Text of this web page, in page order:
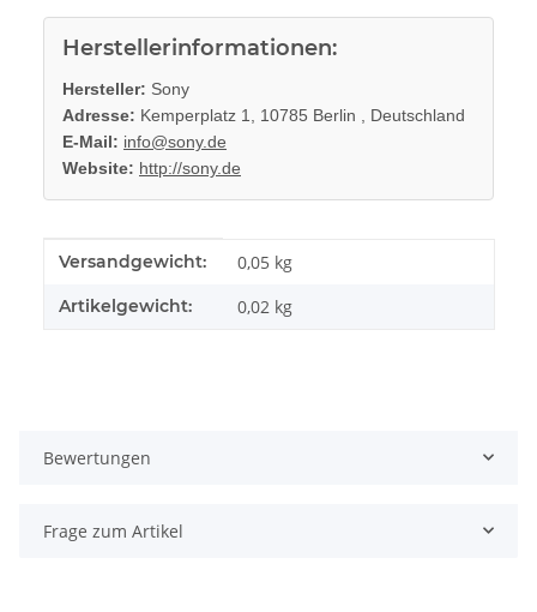
Herstellerinformationen:
Hersteller: Sony
Adresse: Kemperplatz 1, 10785 Berlin , Deutschland
E-Mail: info@sony.de
Website: http://sony.de
Produkteigenschaft
Wert
Versandgewicht: 0,05 kg
Artikelgewicht: 0,02 kg
Bewertungen
Frage zum Artikel